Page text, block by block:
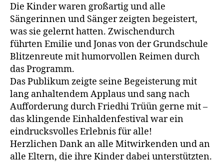
Die Kinder waren großartig und alle
Sängerinnen und Sänger zeigten begeistert,
was sie gelernt hatten. Zwischendurch
führten Emilie und Jonas von der Grundschule
Blitzenreute mit humorvollen Reimen durch
das Programm.
Das Publikum zeigte seine Begeisterung mit
lang anhaltendem Applaus und sang nach
Aufforderung durch Friedhi Trüün gerne mit –
das klingende Einhaldenfestival war ein
eindrucksvolles Erlebnis für alle!
Herzlichen Dank an alle Mitwirkenden und an
alle Eltern, die ihre Kinder dabei unterstützten.